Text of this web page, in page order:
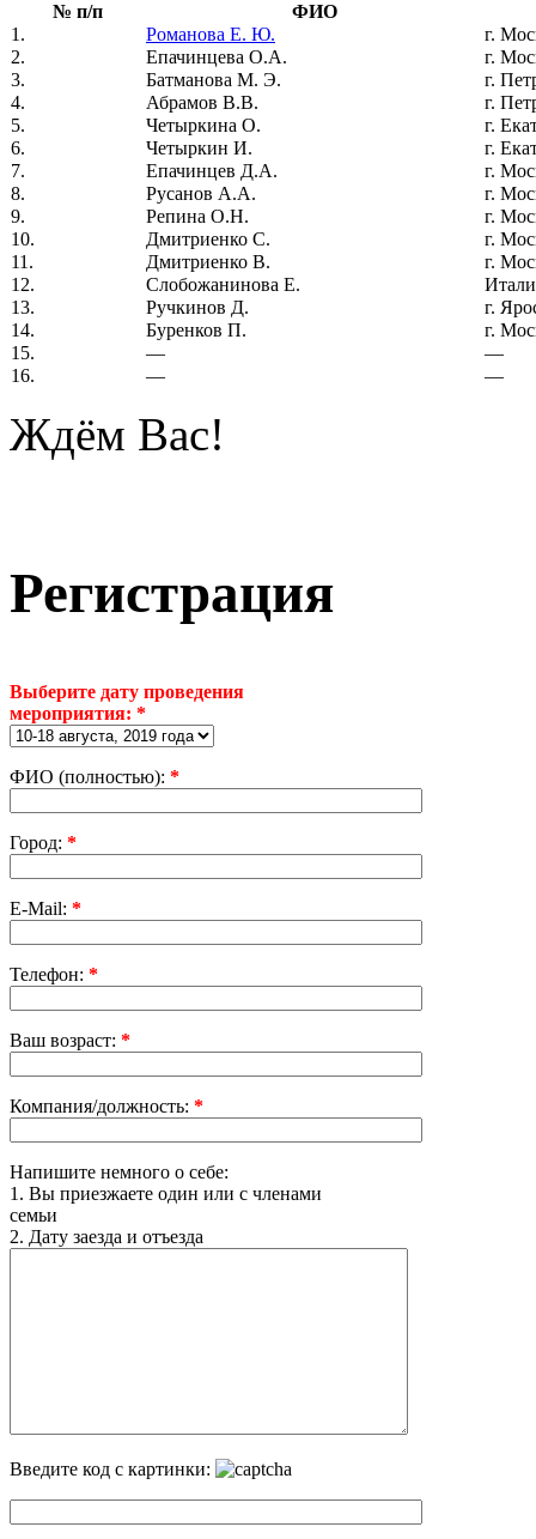
№ п/п
ФИО
1.
Романова Е. Ю.
г.
2.
Епачинцева О.А.
г.
3.
Батманова М. Э.
г.
4.
Абрамов В.В.
г.
5.
Четыркина О.
г.
6.
Четыркин И.
г.
7.
Епачинцев Д.А.
г.
8.
Русанов А.А.
г.
9.
Репина О.Н.
г.
10.
Дмитриенко С.
г.
11.
Дмитриенко В.
г.
12.
Слобожанинова Е.
13.
Ручкинов Д.
г.
14.
Буренков П.
г.
15.
—
—
16.
— —
Ждём Вас!
Регистрация
Выберите дату проведения
мероприятия: *
ФИО (полностью): *
Город: *
E-Mail: *
Телефон: *
Ваш возраст: *
Компания/должность: *
Напишите немного о себе:
1. Вы приезжаете один или с членами
семьи
2. Дату заезда и отъезда
Введите код с картинки: